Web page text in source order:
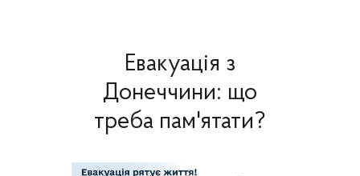
Евакуація з
Донеччини: що
треба пам'ятати?